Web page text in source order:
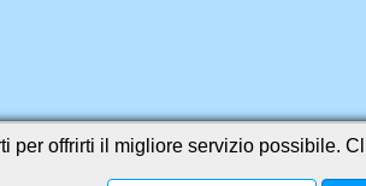
per offrirti il migliore servizio possibile.